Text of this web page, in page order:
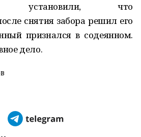
установили, что
снятия забора решил его
признался в содеянном.
дело.